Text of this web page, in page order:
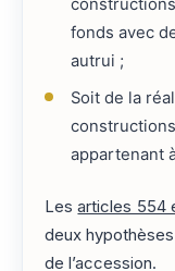
fonds avec
autrui ;
Soit de la
appartenant
Lesarticles 554
deux
de l’accession.